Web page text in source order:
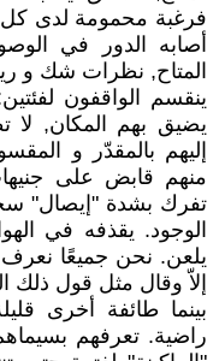
فرغبة محمومة لدى
أصابه الدور في
المتاح, نظرات شك و
ينقسم الواقفون
يضيق بهم المكان, لا
إليهم بالمقدّر و
منهم قابض على
تفرك بشدة "إيصال"
الوجود. يقذفه في
يلعن. نحن جميعًا نعرف
إلاّ وقال مثل قول ذلك
بينما طائفة أخرى
راضية. تعرفهم